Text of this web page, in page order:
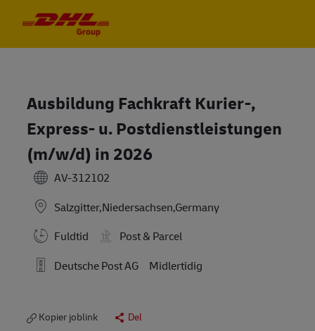
Ausbildung Fachkraft Kurier-,
Express- u. Postdienstleistungen
(m/w/d) in 2026
AV-312102
Salzgitter,Niedersachsen,Germany
Fuldtid
Post & Parcel
Deutsche Post AG
Midlertidig
Kopier joblink Del